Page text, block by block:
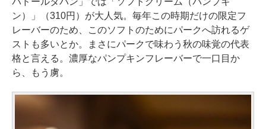
ン）」（310円）が大人気。毎年この時期だけの限定フ
レーバーのため、このソフトのためにパークへ訪れるゲ
ストも多いとか。まさにパークで味わう秋の味覚の代表
格と言える。濃厚なパンプキンフレーバーで一口目か
ら、もう虜。